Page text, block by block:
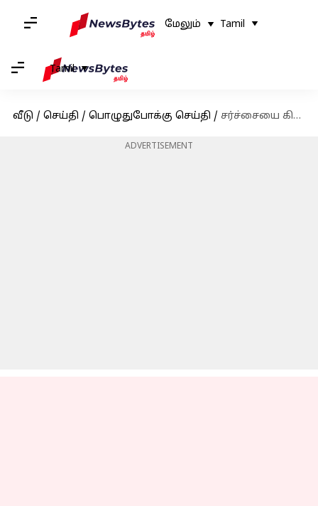
மேலும் Tamil
Tamil
வீடு / செய்தி / பொழுதுபோக்கு செய்தி / சர்ச்சையை கிளப்பிய இடஒதுக்கீடு தொடர்பான பேச்சுக்கு விளக்கம் அளித்துள்ள 'வாத்தி' இயக்குனர்
ADVERTISEMENT